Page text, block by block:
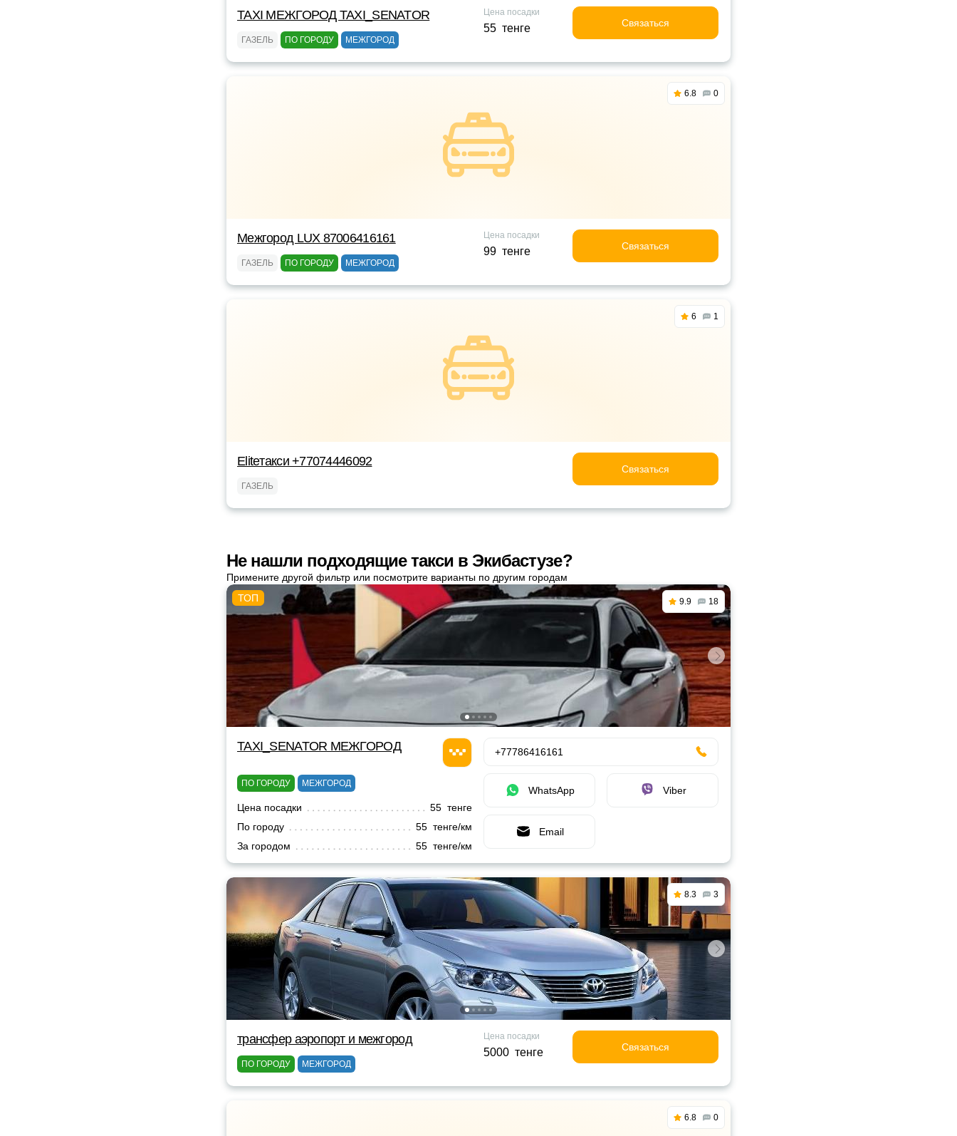
TAXI МЕЖГОРОД TAXI_SENATOR
ГАЗЕЛЬ ПО ГОРОДУ МЕЖГОРОД
Цена посадки
55 тенге Связаться
6.8 0
Межгород LUX 87006416161
ГАЗЕЛЬ ПО ГОРОДУ МЕЖГОРОД
Цена посадки
99 тенге Связаться
6 1
Eliteтакси +77074446092
ГАЗЕЛЬ
Связаться
Не нашли подходящие такси в Экибастузе?
Примените другой фильтр или посмотрите варианты по другим городам
9.9 18
TAXI_SENATOR МЕЖГОРОД
ПО ГОРОДУ МЕЖГОРОД
Цена посадки
55 тенге
По городу
55 тенге/км
За городом
55 тенге/км
+77786416161
WhatsApp Viber
Email
8.3 3
трансфер аэропорт и межгород
ПО ГОРОДУ МЕЖГОРОД
Цена посадки
5000 тенге Связаться
6.8 0